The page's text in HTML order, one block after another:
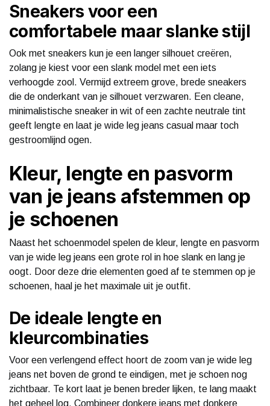
Sneakers voor een
comfortabele maar slanke stijl
Ook met sneakers kun je een langer silhouet creëren,
zolang je kiest voor een slank model met een iets
verhoogde zool. Vermijd extreem grove, brede sneakers
die de onderkant van je silhouet verzwaren. Een cleane,
minimalistische sneaker in wit of een zachte neutrale tint
geeft lengte en laat je wide leg jeans casual maar toch
gestroomlijnd ogen.
Kleur, lengte en pasvorm
van je jeans afstemmen op
je schoenen
Naast het schoenmodel spelen de kleur, lengte en pasvorm
van je wide leg jeans een grote rol in hoe slank en lang je
oogt. Door deze drie elementen goed af te stemmen op je
schoenen, haal je het maximale uit je outfit.
De ideale lengte en
kleurcombinaties
Voor een verlengend effect hoort de zoom van je wide leg
jeans net boven de grond te eindigen, met je schoen nog
zichtbaar. Te kort laat je benen breder lijken, te lang maakt
het geheel log. Combineer donkere jeans met donkere